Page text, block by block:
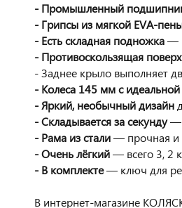
- Промышленный
- Грипсы из мягкой EVA-
- Есть складная подножка—
- Противоскользящая
- Заднее крыло выполняет
- Колеса 145 мм с
- Яркий, необычный дизайн
- Складывается за секунду—
- Рама из стали— прочная и
- Очень лёгкий— всего 3, 2
- В комплекте— ключ для
В интернет-магазине